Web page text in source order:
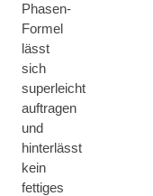
Phasen-
Formel
lässt
sich
superleicht
auftragen
und
hinterlässt
kein
fettiges